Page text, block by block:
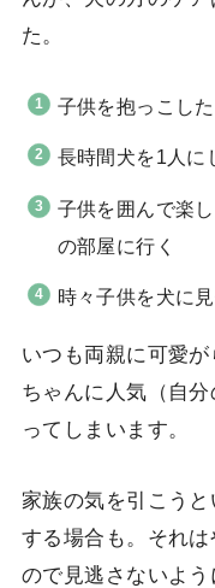
た。
子供を抱っこし
長時間犬を1人に
子供を囲んで楽
の部屋に行く
時々子供を犬に
いつも両親に可愛
ちゃんに人気（自
ってしまいます。
家族の気を引こう
する場合も。それ
ので見逃さないよう